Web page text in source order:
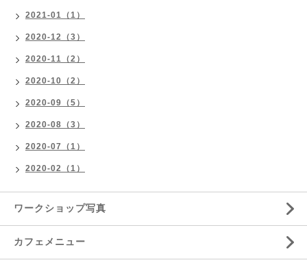
2021-01（1）
2020-12（3）
2020-11（2）
2020-10（2）
2020-09（5）
2020-08（3）
2020-07（1）
2020-02（1）
ワークショップ写真
カフェメニュー